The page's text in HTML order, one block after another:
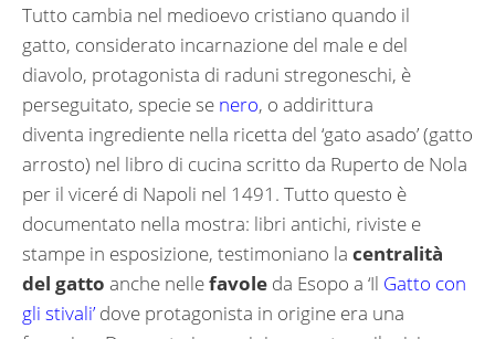
Tutto cambia nel medioevo cristiano quando il
gatto, considerato incarnazione del male e del
diavolo, protagonista di raduni stregoneschi, è
perseguitato, specie se nero, o addirittura
diventa ingrediente nella ricetta del ‘gato asado’ (gatto
arrosto) nel libro di cucina scritto da Ruperto de Nola
per il viceré di Napoli nel 1491. Tutto questo è
documentato nella mostra: libri antichi, riviste e
stampe in esposizione, testimoniano la centralità
del gatto anche nellefavole da Esopo a ‘Il Gatto con
gli stivali’dove protagonista in origine era una